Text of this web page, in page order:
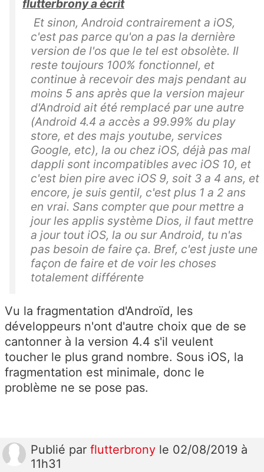
flutterbrony a écrit
Et sinon, Android contrairement a iOS,
c'est pas parce qu'on a pas la dernière
version de l'os que le tel est obsolète. Il
reste toujours 100% fonctionnel, et
continue à recevoir des majs pendant au
moins 5 ans après que la version majeur
d'Android ait été remplacé par une autre
(Android 4.4 a accès a 99.99% du play
store, et des majs youtube, services
Google, etc), la ou chez iOS, déjà pas mal
dappli sont incompatibles avec iOS 10, et
c'est bien pire avec iOS 9, soit 3 a 4 ans, et
encore, je suis gentil, c'est plus 1 a 2 ans
en vrai. Sans compter que pour mettre a
jour les applis système Dios, il faut mettre
a jour tout iOS, la ou sur Android, tu n'as
pas besoin de faire ça. Bref, c'est juste une
façon de faire et de voir les choses
totalement différente
Vu la fragmentation d'Androïd, les
développeurs n'ont d'autre choix que de se
cantonner à la version 4.4 s'il veulent
toucher le plus grand nombre. Sous iOS, la
fragmentation est minimale, donc le
problème ne se pose pas.
Publié par flutterbrony le 02/08/2019 à
11h31